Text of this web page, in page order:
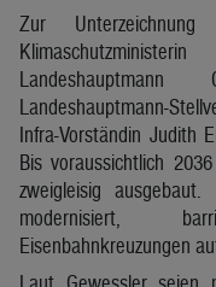
Zur
Landeshauptmann-
Infra-Vorständin Judith
Bis voraussichtlich
zweigleisig
modernisiert,
Eisenbahnkreuzungen